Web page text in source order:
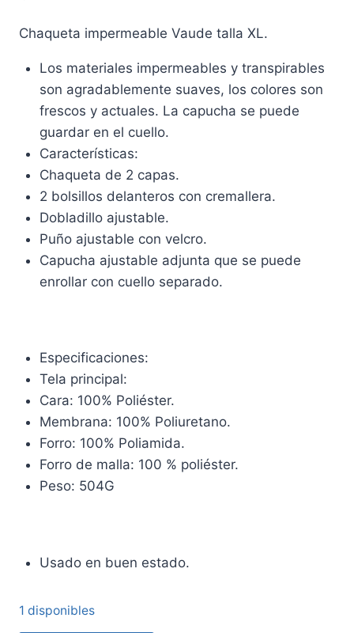
Chaqueta impermeable Vaude talla XL.
Los materiales impermeables y transpirables
son agradablemente suaves, los colores son
frescos y actuales. La capucha se puede
guardar en el cuello.
Características:
Chaqueta de 2 capas.
2 bolsillos delanteros con cremallera.
Dobladillo ajustable.
Puño ajustable con velcro.
Capucha ajustable adjunta que se puede
enrollar con cuello separado.
Especificaciones:
Tela principal:
Cara: 100% Poliéster.
Membrana: 100% Poliuretano.
Forro: 100% Poliamida.
Forro de malla: 100 % poliéster.
Peso: 504G
Usado en buen estado.
1 disponibles